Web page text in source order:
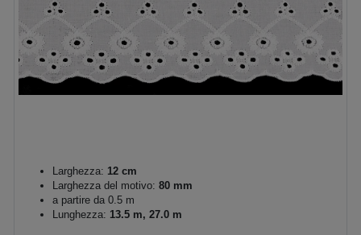
Larghezza: 12 cm
Larghezza del motivo: 80 mm
a partire da 0.5 m
Lunghezza: 13.5 m, 27.0 m